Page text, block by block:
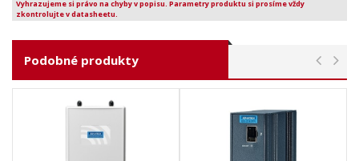
Vyhrazujeme si právo na chyby v popisu. Parametry produktu si prosíme vždy
zkontrolujte v datasheetu.
Podobné produkty